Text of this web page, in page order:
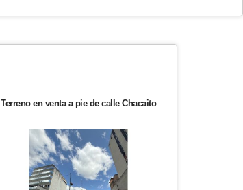
Terreno en venta a pie de calle Chacaito